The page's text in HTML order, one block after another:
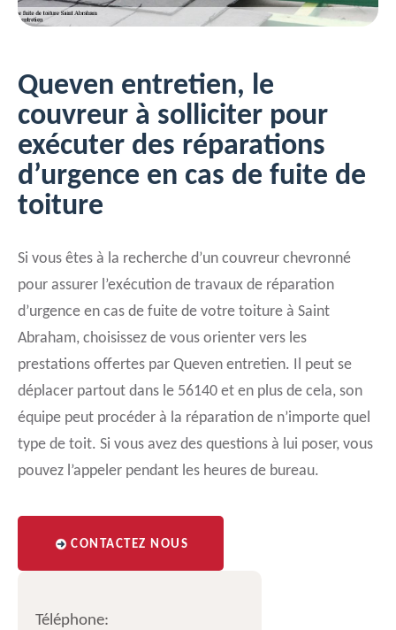
Queven entretien, le
couvreur à solliciter pour
exécuter des réparations
d’urgence en cas de fuite de
toiture
Si vous êtes à la recherche d’un couvreur chevronné
pour assurer l’exécution de travaux de réparation
d’urgence en cas de fuite de votre toiture à Saint
Abraham, choisissez de vous orienter vers les
prestations offertes par Queven entretien. Il peut se
déplacer partout dans le 56140 et en plus de cela, son
équipe peut procéder à la réparation de n’importe quel
type de toit. Si vous avez des questions à lui poser, vous
pouvez l’appeler pendant les heures de bureau.
CONTACTEZ NOUS
Téléphone: